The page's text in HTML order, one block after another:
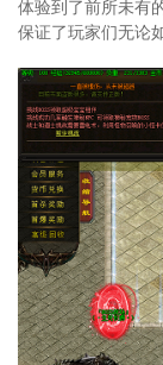
体验到了前所未有
保证了玩家们无论